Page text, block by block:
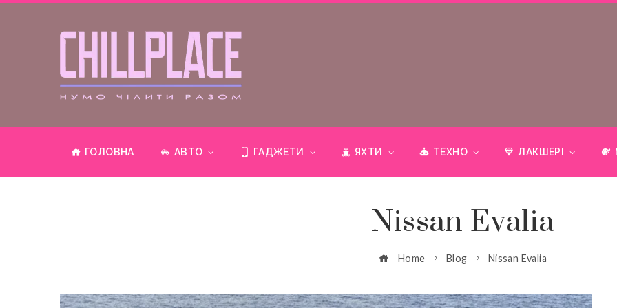
ГОЛОВНА АВТО ГАДЖЕТИ ЯХТИ ТЕХНО ЛАКШЕРІ
Nissan Evalia
Home Blog Nissan Evalia